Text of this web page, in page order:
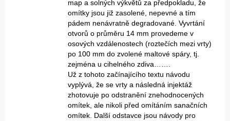
map a solných výkvětů za předpokladu, že
omítky jsou již zasolené, nepevné a tím
pádem nenávratně degradované. Vyvrtání
otvorů o průměru 14 mm provedeme v
osových vzdálenostech (roztečích mezi vrty)
po 100 mm do zvolené maltové spáry, tj.
zejména u cihelného zdiva…….
Už z tohoto začínajícího textu návodu
vyplývá, že se vrty a následná injektáž
zhotovuje po odstranění znehodnocených
omítek, ale nikoli před omítáním sanačních
omítek. Další odstavce jsou návody pro